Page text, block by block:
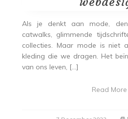
Als je denkt aan mode,
catwalks, glimmende
collecties. Maar mode is niet
kleding die we dragen. Het
van ons leven, […]
Read More